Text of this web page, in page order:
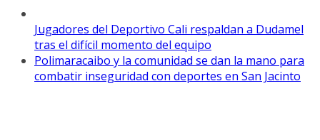
Jugadores del Deportivo Cali respaldan a Dudamel
tras el difícil momento del equipo
Polimaracaibo y la comunidad se dan la mano para
combatir inseguridad con deportes en San Jacinto